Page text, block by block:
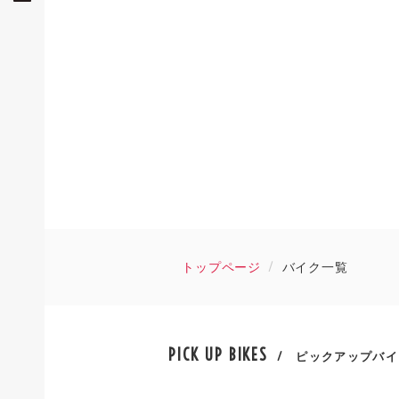
トップページ バイク一覧
PICK UP BIKES / ピックアップバ